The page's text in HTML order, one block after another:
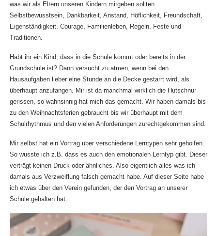
was wir als Eltern unseren Kindern mitgeben sollten.
Selbstbewusstsein, Dankbarkeit, Anstand, Höflichkeit, Freundschaft,
Eigenständigkeit, Courage, Familienleben, Regeln, Feste und
Traditionen.
Habt ihr ein Kind, dass in die Schule kommt oder bereits in der
Grundschule ist? Dann versucht zu atmen, wenn bei den
Hausaufgaben lieber eine Stunde an die Decke gestarrt wird, als
überhaupt anzufangen. Mir ist da manchmal wirklich die Hutschnur
gerissen, so wahnsinnig hat mich das gemacht. Wir haben damals bis
zu den Weihnachtsferien gebraucht bis wir überhaupt mit dem
Schulrhythmus und den vielen Anforderungen zurechtgekommen sind.
Mir selbst hat ein Vortrag über verschiedene Lerntypen sehr geholfen.
So wusste ich z.B. dass es auch den emotionalen Lerntyp gibt. Dieser
verträgt keinen Druck oder ähnliches. Also eigentlich alles was ich
damals aus Verzweiflung falsch gemacht habe. Auf dieser Seite habe
ich etwas über den Verein gefunden, der den Vortrag an unserer
Schule gehalten hat.